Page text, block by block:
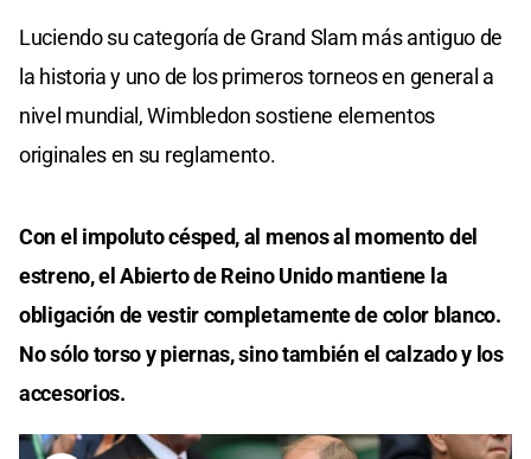
Luciendo su categoría de Grand Slam más antiguo de
la historia y uno de los primeros torneos en general a
nivel mundial, Wimbledon sostiene elementos
originales en su reglamento.
Con el impoluto césped, al menos al momento del
estreno, el Abierto de Reino Unido mantiene la
obligación de vestir completamente de color blanco.
No sólo torso y piernas, sino también el calzado y los
accesorios.